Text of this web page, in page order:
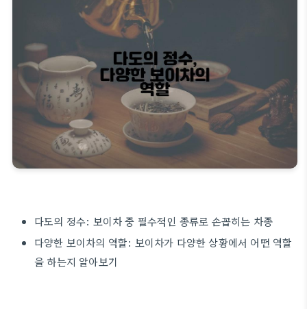
다도의 정수: 보이차 중 필수적인 종류로 손꼽히는 차종
다양한 보이차의 역할: 보이차가 다양한 상황에서 어떤 역할
을 하는지 알아보기